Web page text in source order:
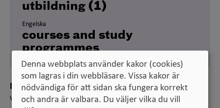
utbildning (1)
Engelska
courses and study
programmes
Definition
verksamhet som praktisk och teoretisk undervisning
Denna webbplats använder kakor (cookies)
som lagras i din webbläsare. Vissa kakor är
nödvändiga för att sidan ska fungera korrekt
och andra är valbara. Du väljer vilka du vill